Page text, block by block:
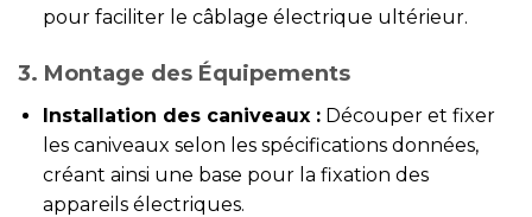
pour faciliter le câblage électrique ultérieur.
3. Montage des Équipements
Installation des caniveaux :Découper et fixer
les caniveaux selon les spécifications données,
créant ainsi une base pour la fixation des
appareils électriques.